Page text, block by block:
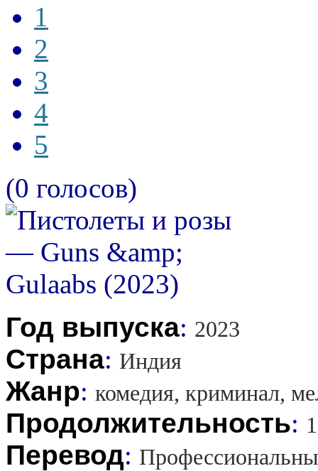
1
2
3
4
5
(0 голосов)
Год выпуска: 2023
Страна: Индия
Жанр: комедия, криминал,
Продолжительность:
Перевод: